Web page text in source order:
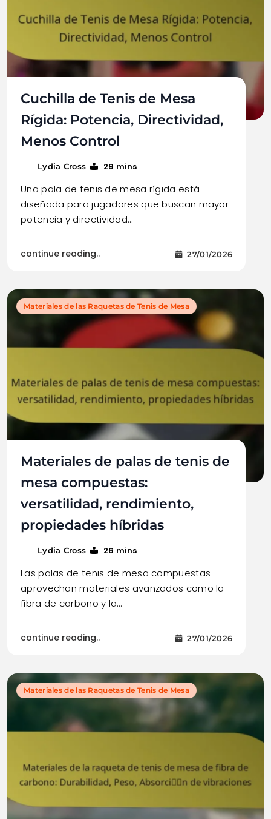
Cuchilla de Tenis de Mesa
Rígida: Potencia, Directividad,
Menos Control
Lydia Cross 29 mins
Una pala de tenis de mesa rígida está
diseñada para jugadores que buscan mayor
potencia y directividad…
continue reading.. 27/01/2026
Materiales de las Raquetas de Tenis de Mesa
Materiales de palas de tenis de
mesa compuestas:
versatilidad, rendimiento,
propiedades híbridas
Lydia Cross 26 mins
Las palas de tenis de mesa compuestas
aprovechan materiales avanzados como la
fibra de carbono y la…
continue reading.. 27/01/2026
Materiales de las Raquetas de Tenis de Mesa